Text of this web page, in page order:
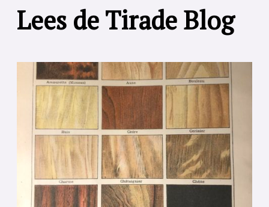
Lees de Tirade Blog